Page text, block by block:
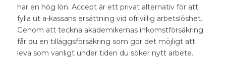
har en hög lön. Accept är ett privat alternativ för att
fylla ut a-kassans ersättning vid ofrivillig arbetslöshet.
Genom att teckna akademikernas inkomstförsäkring
får du en tilläggsförsäkring som gör det möjligt att
leva som vanligt under tiden du söker nytt arbete.